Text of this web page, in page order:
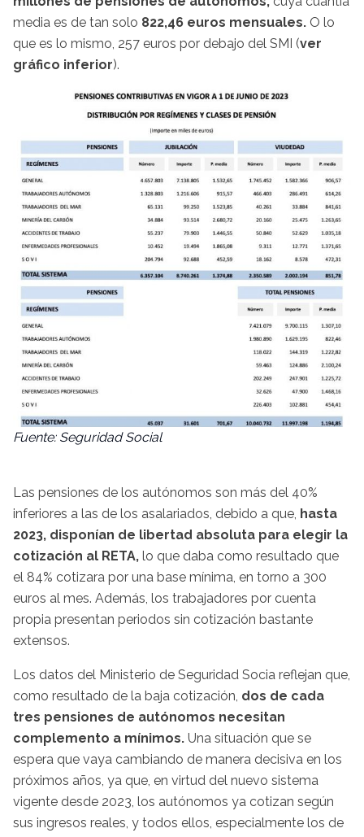
media es de tan solo 822,46 euros mensuales. O lo
que es lo mismo, 257 euros por debajo del SMI (ver
gráfico inferior).
Fuente: Seguridad Social
Las pensiones de los autónomos son más del 40%
inferiores a las de los asalariados, debido a que, hasta
2023, disponían de libertad absoluta para elegir la
cotización al RETA, lo que daba como resultado que
el 84% cotizara por una base mínima, en torno a 300
euros al mes. Además, los trabajadores por cuenta
propia presentan periodos sin cotización bastante
extensos.
Los datos del Ministerio de Seguridad Socia reflejan que,
como resultado de la baja cotización, dos de cada
tres pensiones de autónomos necesitan
complemento a mínimos. Una situación que se
espera que vaya cambiando de manera decisiva en los
próximos años, ya que, en virtud del nuevo sistema
vigente desde 2023, los autónomos ya cotizan según
sus ingresos reales, y todos ellos, especialmente los de